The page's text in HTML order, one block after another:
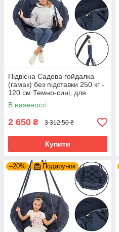
Підвісна Садова гойдалка
(гамак) без підставки 250 кг -
120 см Темно-сині, для
вулиці та будинку
В наявності
2 650 ₴ 3 312,50 ₴
Купити
–20% Подарунок